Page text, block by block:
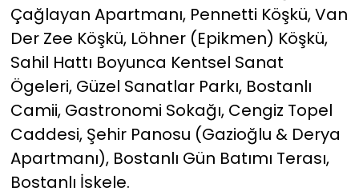
Çağlayan Apartmanı, Pennetti Köşkü, Van
Der Zee Köşkü, Löhner (Epikmen) Köşkü,
Sahil Hattı Boyunca Kentsel Sanat
Ögeleri, Güzel Sanatlar Parkı, Bostanlı
Camii, Gastronomi Sokağı, Cengiz Topel
Caddesi, Şehir Panosu (Gazioğlu & Derya
Apartmanı), Bostanlı Gün Batımı Terası,
Bostanlı İskele.